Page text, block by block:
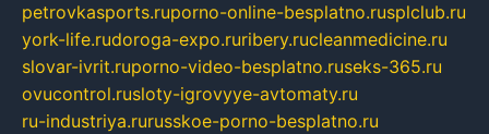
petrovkasports.ruporno-online-besplatno.rusplclub.ru
york-life.rudoroga-expo.ruribery.rucleanmedicine.ru
slovar-ivrit.ruporno-video-besplatno.ruseks-365.ru
ovucontrol.rusloty-igrovyye-avtomaty.ru
ru-industriya.rurusskoe-porno-besplatno.ru